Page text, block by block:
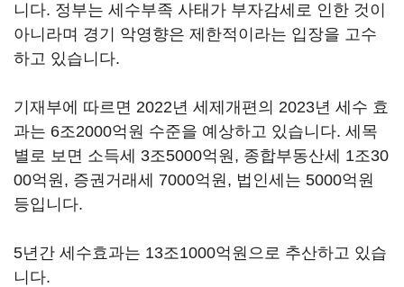
니다. 정부는 세수부족 사태가 부자감세로 인한 것이
아니라며 경기 악영향은 제한적이라는 입장을 고수
하고 있습니다.
기재부에 따르면 2022년 세제개편의 2023년 세수 효
과는 6조2000억원 수준을 예상하고 있습니다. 세목
별로 보면 소득세 3조5000억원, 종합부동산세 1조30
00억원, 증권거래세 7000억원, 법인세는 5000억원
등입니다.
5년간 세수효과는 13조1000억원으로 추산하고 있습
니다.